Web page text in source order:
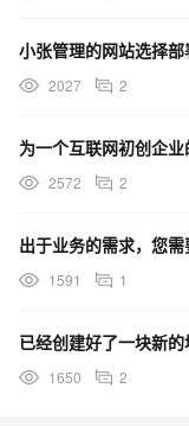
2027 2
2572 2
1591 1
1650 2